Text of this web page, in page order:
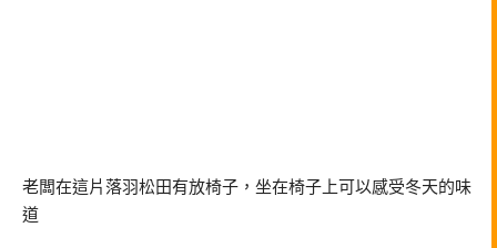
老闆在這片落羽松田有放椅子，坐在椅子上可以感受冬天的味
道